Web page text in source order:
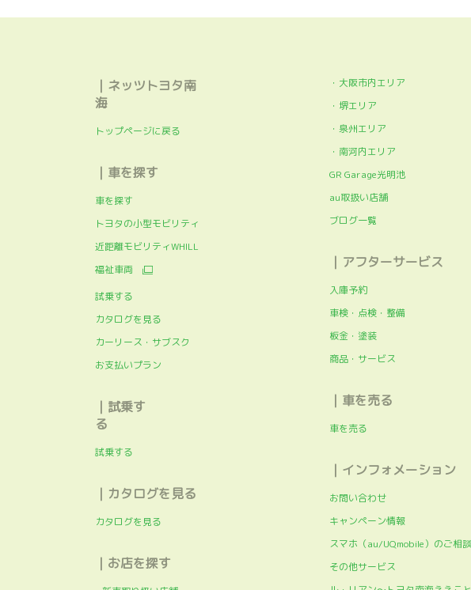
｜ネッツトヨタ南
海
トップページに戻る
｜車を探す
車を探す
トヨタの小型モビリティ
近距離モビリティWHILL
福祉車両
試乗する
カタログを見る
カーリース・サブスク
お支払いプラン
｜試乗す
る
試乗する
｜カタログを見る
カタログを見る
｜お店を探す
・大阪市内エリア
・堺エリア
・泉州エリア
・南河内エリア
GR Garage光明池
au取扱い店舗
ブログ一覧
｜アフターサービス
入庫予約
車検・点検・整備
板金・塗装
商品・サービス
｜車を売る
車を売る
｜インフォメーション
お問い合わせ
キャンペーン情報
スマホ（au/UQmobile）のご相談
その他サービス